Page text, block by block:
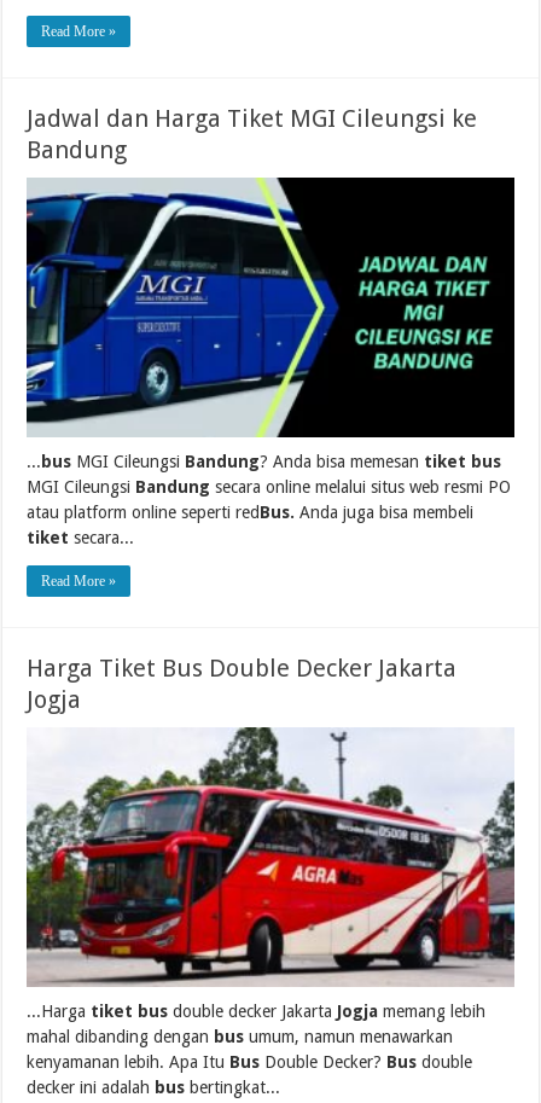
Read More »
Jadwal dan Harga Tiket MGI Cileungsi ke
Bandung
... bus MGI Cileungsi Bandung? Anda bisa memesan tiket bus
MGI Cileungsi Bandung secara online melalui situs web resmi PO
atau platform online seperti redBus. Anda juga bisa membeli
tiket secara...
Read More »
Harga Tiket Bus Double Decker Jakarta
Jogja
...Harga tiket bus double decker Jakarta Jogja memang lebih
mahal dibanding dengan bus umum, namun menawarkan
kenyamanan lebih. Apa Itu Bus Double Decker? Bus double
decker ini adalah bus bertingkat...